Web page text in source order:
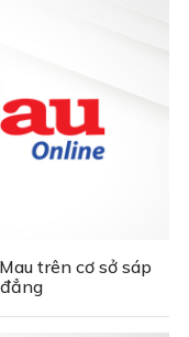
trên cơ sở sáp